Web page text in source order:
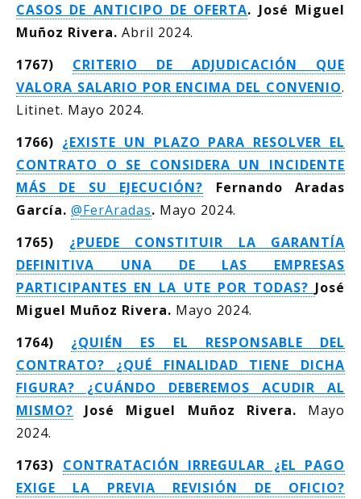
CASOS DE ANTICIPO DE OFERTA. José Miguel
Muñoz Rivera. Abril 2024.
1767) CRITERIO DE ADJUDICACIÓN QUE
VALORA SALARIO POR ENCIMA DEL CONVENIO.
Litinet. Mayo 2024.
1766) ¿EXISTE UN PLAZO PARA RESOLVER EL
CONTRATO O SE CONSIDERA UN INCIDENTE
MÁS DE SU EJECUCIÓN? Fernando Aradas
García. @FerAradas. Mayo 2024.
1765) ¿PUEDE CONSTITUIR LA GARANTÍA
DEFINITIVA UNA DE LAS EMPRESAS
PARTICIPANTES EN LA UTE POR TODAS? José
Miguel Muñoz Rivera. Mayo 2024.
1764) ¿QUIÉN ES EL RESPONSABLE DEL
CONTRATO? ¿QUÉ FINALIDAD TIENE DICHA
FIGURA? ¿CUÁNDO DEBEREMOS ACUDIR AL
MISMO? José Miguel Muñoz Rivera. Mayo
2024.
1763) CONTRATACIÓN IRREGULAR ¿EL PAGO
EXIGE LA PREVIA REVISIÓN DE OFICIO?